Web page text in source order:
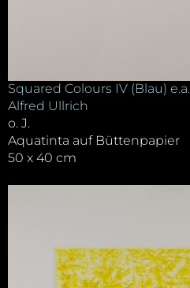
Squared Colours IV (Blau) e.a.
Alfred Ullrich
o. J.
Aquatinta auf Büttenpapier
50 x 40 cm